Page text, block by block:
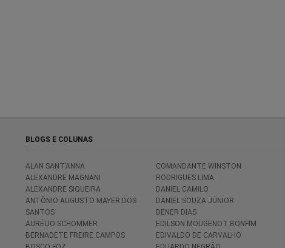
BLOGS E COLUNAS
ALAN SANT’ANNA
ALEXANDRE MAGNANI
ALEXANDRE SIQUEIRA
ANTÔNIO AUGUSTO MAYER DOS
SANTOS
AURÉLIO SCHOMMER
BERNADETE FREIRE CAMPOS
COMANDANTE WINSTON
RODRIGUES LIMA
DANIEL CAMILO
DANIEL SOUZA JÚNIOR
DENER DIAS
EDILSON MOUGENOT BONFIM
EDIVALDO DE CARVALHO